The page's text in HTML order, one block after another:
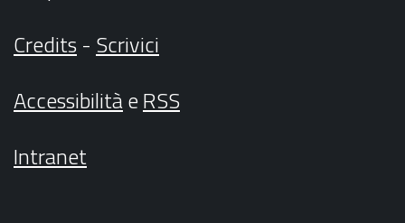
Credits- Scrivici
AccessibilitàeRSS
Intranet